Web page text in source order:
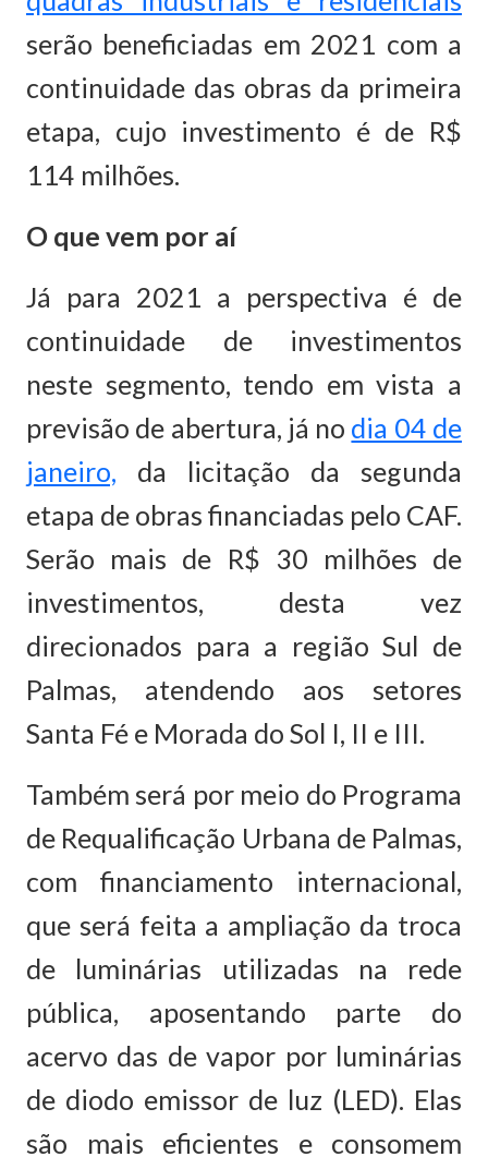
serão beneficiadas em 2021 com a
continuidade das obras da primeira
etapa, cujo investimento é de R$
114 milhões.
O que vem por aí
Já para 2021 a perspectiva é de
continuidade de investimentos
neste segmento, tendo em vista a
previsão de abertura, já no dia 04 de
janeiro, da licitação da segunda
etapa de obras financiadas pelo CAF.
Serão mais de R$ 30 milhões de
investimentos, desta vez
direcionados para a região Sul de
Palmas, atendendo aos setores
Santa Fé e Morada do Sol I, II e III.
Também será por meio do Programa
de Requalificação Urbana de Palmas,
com financiamento internacional,
que será feita a ampliação da troca
de luminárias utilizadas na rede
pública, aposentando parte do
acervo das de vapor por luminárias
de diodo emissor de luz (LED). Elas
são mais eficientes e consomem